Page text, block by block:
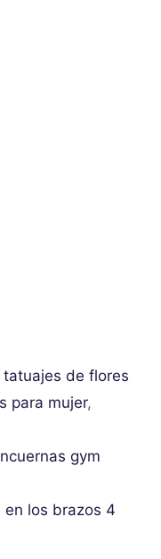
tatuajes de flores
para mujer,
gym
los brazos 4